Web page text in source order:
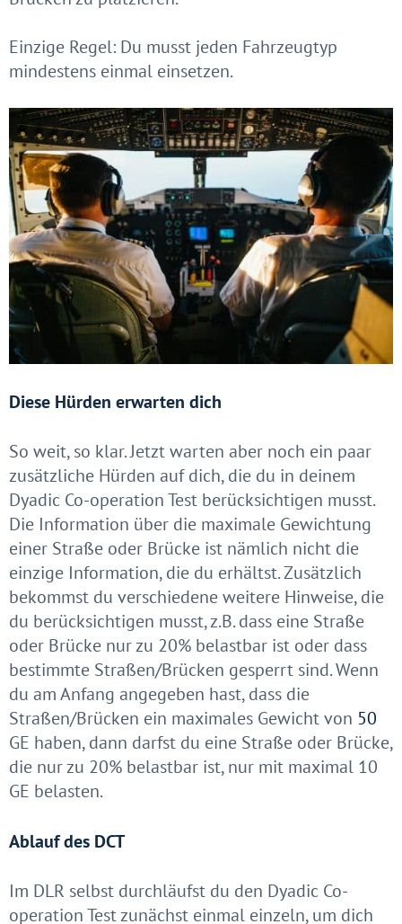
Einzige Regel: Du musst jeden Fahrzeugtyp
mindestens einmal einsetzen.
Diese Hürden erwarten dich
So weit, so klar. Jetzt warten aber noch ein paar
zusätzliche Hürden auf dich, die du in deinem
Dyadic Co-operation Test berücksichtigen musst.
Die Information über die maximale Gewichtung
einer Straße oder Brücke ist nämlich nicht die
einzige Information, die du erhältst. Zusätzlich
bekommst du verschiedene weitere Hinweise, die
du berücksichtigen musst, z.B. dass eine Straße
oder Brücke nur zu 20% belastbar ist oder dass
bestimmte Straßen/Brücken gesperrt sind. Wenn
du am Anfang angegeben hast, dass die
Straßen/Brücken ein maximales Gewicht von 50
GE haben, dann darfst du eine Straße oder Brücke,
die nur zu 20% belastbar ist, nur mit maximal 10
GE belasten.
Ablauf des DCT
Im DLR selbst durchläufst du den Dyadic Co-
operation Test zunächst einmal einzeln, um dich